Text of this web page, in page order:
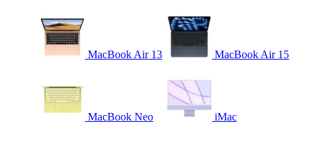
MacBook Air 13 MacBook Air 15
MacBook Neo iMac